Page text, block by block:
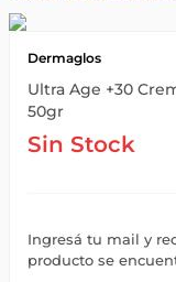
Dermaglos
Ultra Age +30
50gr
Sin Stock
Ingresá tu mail y
producto se